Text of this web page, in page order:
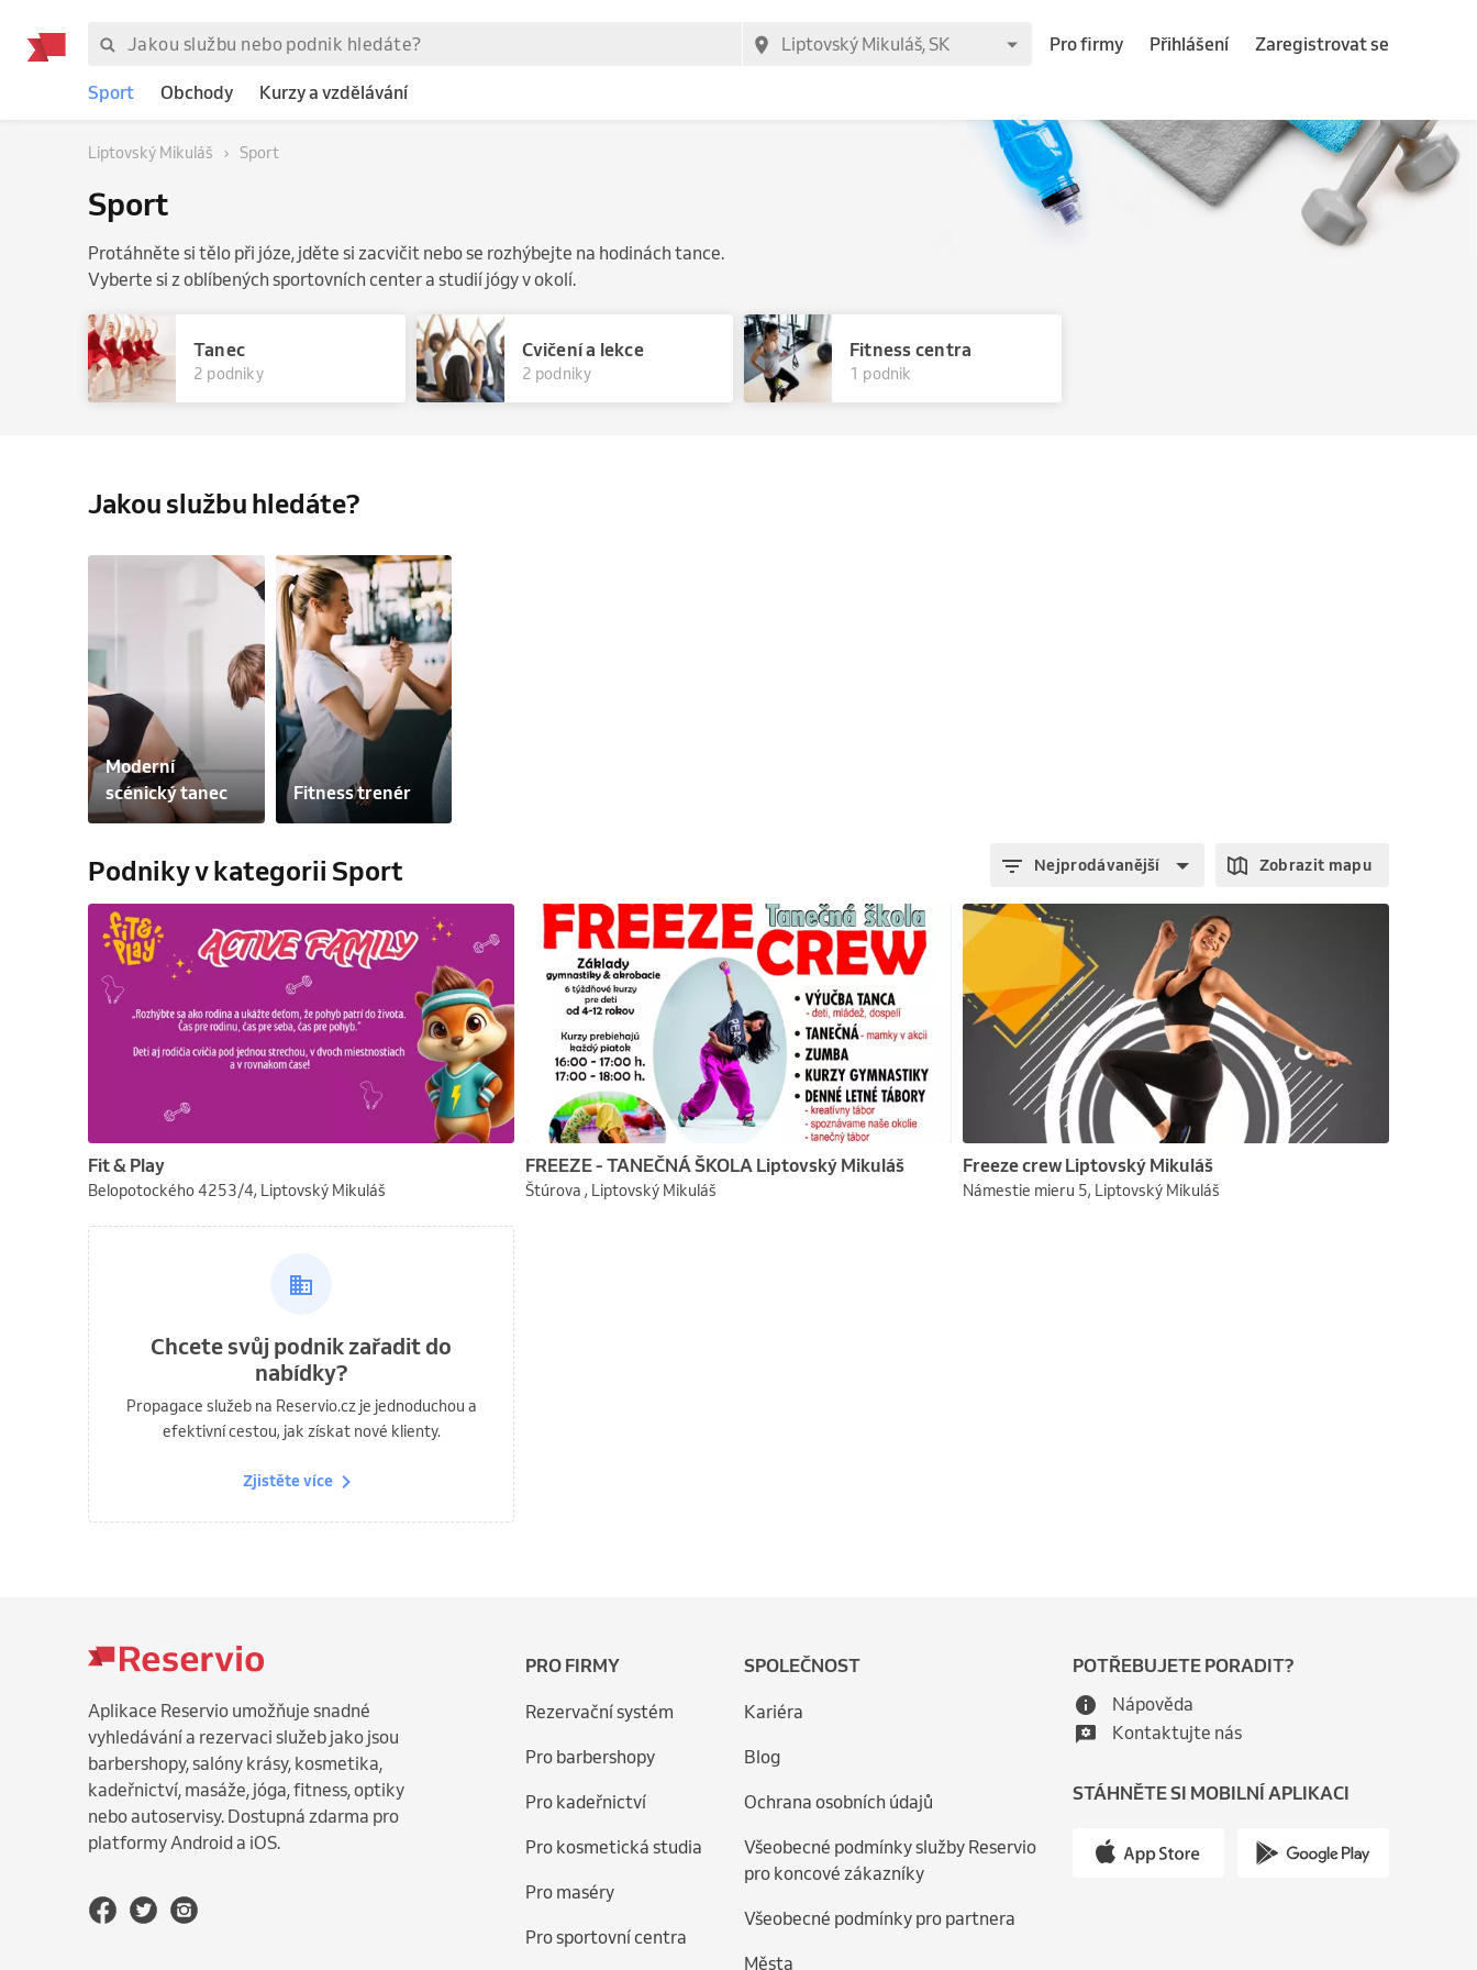
Pro firmy Přihlášení Zaregistrovat se
Sport Obchody Kurzy a vzdělávání
Liptovský Mikuláš Sport
Sport
Protáhněte si tělo při józe, jděte si zacvičit nebo se rozhýbejte na hodinách tance.
Vyberte si z oblíbených sportovních center a studií jógy v okolí.
Tanec
2 podniky
Cvičení a lekce
2 podniky
Fitness centra
1 podnik
Jakou službu hledáte?
Moderní
scénický tanec
Fitness trenér
Podniky v kategorii Sport Nejprodávanější Zobrazit mapu
Fit & Play
Belopotockého 4253/4, Liptovský Mikuláš
FREEZE - TANEČNÁ ŠKOLA Liptovský Mikuláš
Štúrova , Liptovský Mikuláš
Freeze crew Liptovský Mikuláš
Námestie mieru 5, Liptovský Mikuláš
Chcete svůj podnik zařadit do
nabídky?
Propagace služeb na Reservio.cz je jednoduchou a
efektivní cestou, jak získat nové klienty.
Zjistěte více
Aplikace Reservio umožňuje snadné
vyhledávání a rezervaci služeb jako jsou
barbershopy, salóny krásy, kosmetika,
kadeřnictví, masáže, jóga, fitness, optiky
nebo autoservisy. Dostupná zdarma pro
platformy Android a iOS.
PRO FIRMY
Rezervační systém
Pro barbershopy
Pro kadeřnictví
Pro kosmetická studia
Pro maséry
Pro sportovní centra
SPOLEČNOST
Kariéra
Blog
Ochrana osobních údajů
Všeobecné podmínky služby Reservio
pro koncové zákazníky
Všeobecné podmínky pro partnera
Města
POTŘEBUJETE PORADIT?
Nápověda
Kontaktujte nás
STÁHNĚTE SI MOBILNÍ APLIKACI